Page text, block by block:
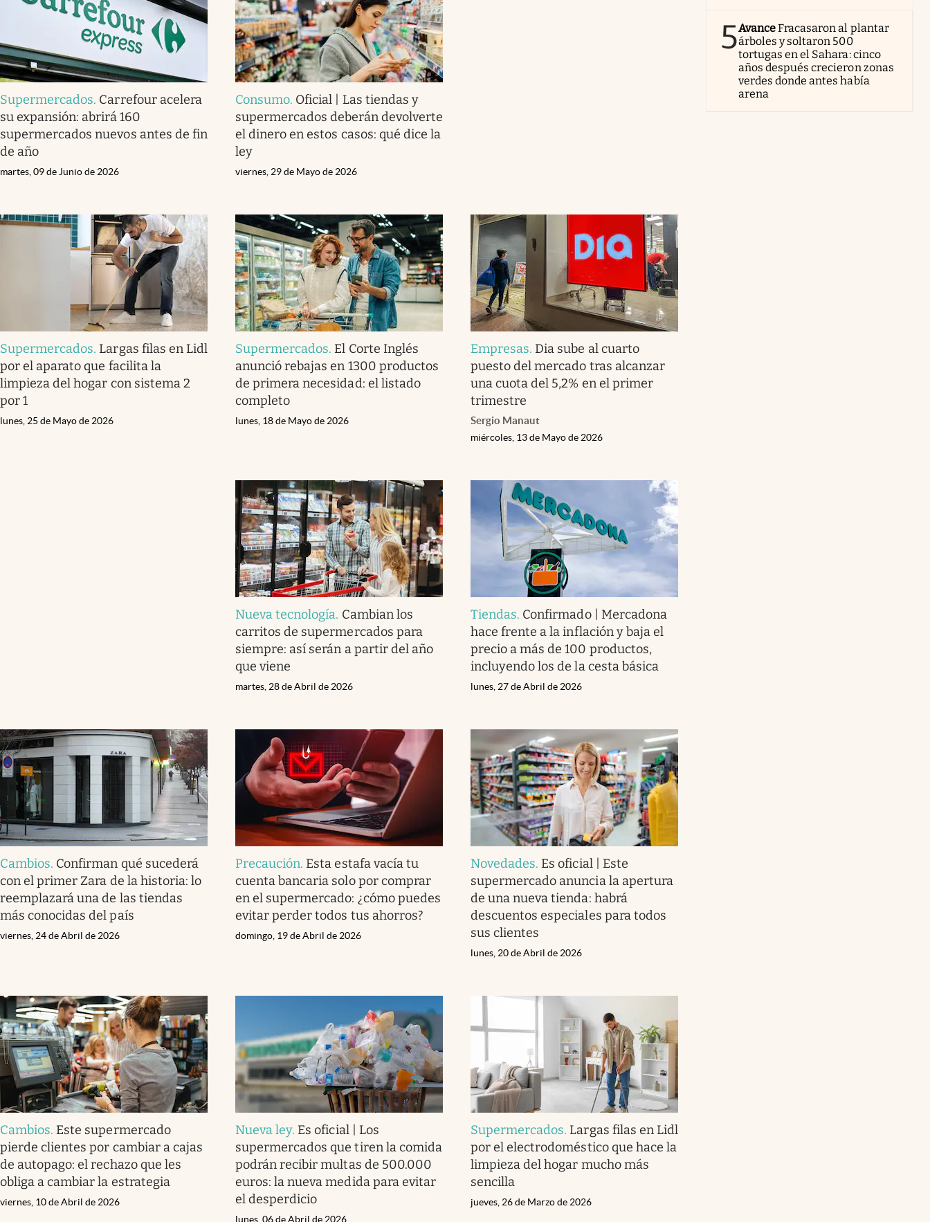
Supermercados. Carrefour acelera
su expansión: abrirá 160
supermercados nuevos antes de fin
de año
martes, 09 de Junio de 2026
Consumo. Oficial | Las tiendas y
supermercados deberán devolverte
el dinero en estos casos: qué dice la
ley
viernes, 29 de Mayo de 2026
Supermercados. Largas filas en Lidl
por el aparato que facilita la
limpieza del hogar con sistema 2
por 1
lunes, 25 de Mayo de 2026
Supermercados. El Corte Inglés
anunció rebajas en 1300 productos
de primera necesidad: el listado
completo
lunes, 18 de Mayo de 2026
Empresas. Dia sube al cuarto
puesto del mercado tras alcanzar
una cuota del 5,2% en el primer
trimestre
Sergio Manaut
miércoles, 13 de Mayo de 2026
Nueva tecnología. Cambian los
carritos de supermercados para
siempre: así serán a partir del año
que viene
martes, 28 de Abril de 2026
Tiendas. Confirmado | Mercadona
hace frente a la inflación y baja el
precio a más de 100 productos,
incluyendo los de la cesta básica
lunes, 27 de Abril de 2026
Cambios. Confirman qué sucederá
con el primer Zara de la historia: lo
reemplazará una de las tiendas
más conocidas del país
viernes, 24 de Abril de 2026
Precaución. Esta estafa vacía tu
cuenta bancaria solo por comprar
en el supermercado: ¿cómo puedes
evitar perder todos tus ahorros?
domingo, 19 de Abril de 2026
Novedades. Es oficial | Este
supermercado anuncia la apertura
de una nueva tienda: habrá
descuentos especiales para todos
sus clientes
lunes, 20 de Abril de 2026
Cambios. Este supermercado
pierde clientes por cambiar a cajas
de autopago: el rechazo que les
obliga a cambiar la estrategia
viernes, 10 de Abril de 2026
Nueva ley. Es oficial | Los
supermercados que tiren la comida
podrán recibir multas de 500.000
euros: la nueva medida para evitar
el desperdicio
lunes, 06 de Abril de 2026
Supermercados. Largas filas en Lidl
por el electrodoméstico que hace la
limpieza del hogar mucho más
sencilla
jueves, 26 de Marzo de 2026
5AvanceFracasaron al plantar
árboles y soltaron 500
tortugas en el Sahara: cinco
años después crecieron zonas
verdes donde antes había
arena